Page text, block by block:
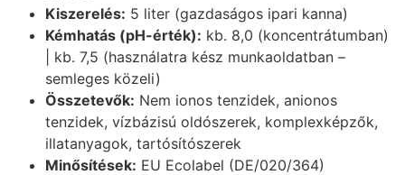
Kiszerelés: 5 liter (gazdaságos ipari kanna)
Kémhatás (pH-érték): kb. 8,0 (koncentrátumban)
| kb. 7,5 (használatra kész munkaoldatban –
semleges közeli)
Összetevők: Nem ionos tenzidek, anionos
tenzidek, vízbázisú oldószerek, komplexképzők,
illatanyagok, tartósítószerek
Minősítések: EU Ecolabel (DE/020/364)